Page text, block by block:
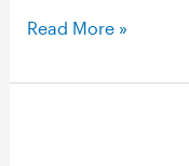
Read More »